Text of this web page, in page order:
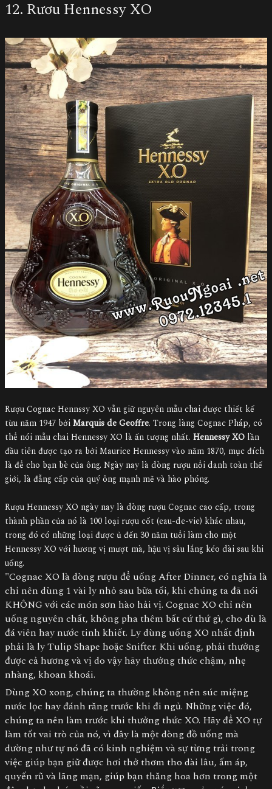
12. Rươu Hennessy XO
Rượu Cognac Hennssy XO vẫn giữ nguyên mẫu chai được thiết kế
từu năm 1947 bởiMarquis de Geoffre. Trong làng Cognac Pháp, có
thể nói mẫu chai Hennessy XO là ấn tượng nhất. Hennessy XO lần
đầu tiên được tạo ra bởi Maurice Hennessy vào năm 1870, mục đích
là để cho bạn bè của ông. Ngày nay là dòng rượu nổi danh toàn thế
giới, là đẵng cấp của quý ông mạnh mẽ và hào phóng.
Rượu Hennessy XO ngày nay là dòng rượu Cognac cao cấp, trong
thành phần của nó là 100 loại rượu cốt (eau-de-vie) khác nhau,
trong đó có những loại được ủ đến 30 năm tuổi làm cho một
Hennessy XO với hương vị mượt mà, hậu vị sâu lắng kéo dài sau khi
uống.
"Cognac XO là dòng rượu để uống After Dinner, có nghĩa là
chỉ nên dùng 1 vài ly nhỏ sau bữa tối, khi chúng ta đã nói
KHÔNG với các món sơn hào hải vị. Cognac XO chỉ nên
uống nguyên chất, không pha thêm bất cứ thứ gì, cho dù là
đá viên hay nước tinh khiết. Ly dùng uống XO nhất định
phải là ly Tulip Shape hoặc Snifter. Khi uống, phải thưởng
được cả hương và vị do vậy hãy thưởng thức chậm, nhẹ
nhàng, khoan khoái.
Dùng XO xong, chúng ta thường không nên súc miệng
nước lọc hay đánh răng trước khi đi ngủ. Những việc đó,
chúng ta nên làm trước khi thưởng thức XO. Hãy để XO tự
làm tốt vai trò của nó, vì đây là một dòng đồ uống mà
dường như tự nó đã có kinh nghiệm và sự từng trải trong
việc giúp bạn giữ được hơi thở thơm tho dài lâu, ấm áp,
quyến rũ và lãng mạn, giúp bạn thăng hoa hơn trong một